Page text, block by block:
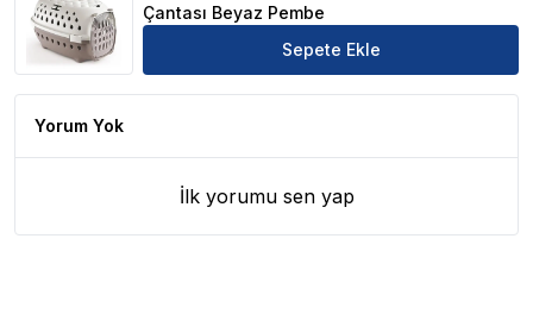
Çantası Beyaz Pembe
Sepete Ekle
Yorum Yok
İlk yorumu sen yap